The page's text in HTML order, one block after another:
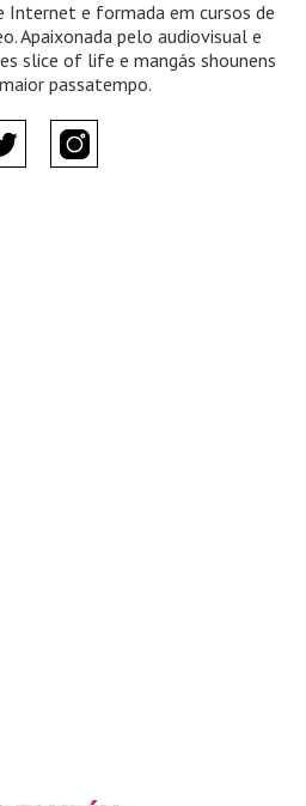
Internet e formada em cursos de
Apaixonada pelo audiovisual e
slice of life e mangás shounens
passatempo.